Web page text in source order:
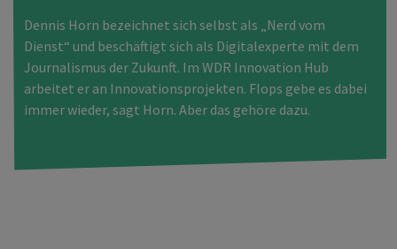
Dennis Horn bezeichnet sich selbst als „Nerd vom
Dienst“ und beschäftigt sich als Digitalexperte mit dem
Journalismus der Zukunft. Im WDR Innovation Hub
arbeitet er an Innovationsprojekten. Flops gebe es dabei
immer wieder, sagt Horn. Aber das gehöre dazu.